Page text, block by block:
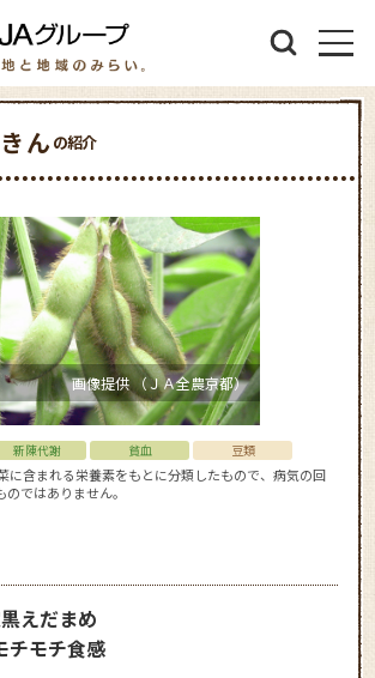
ん の紹介
画像提供 （ＪＡ全農京都）
新陳代謝 貧血 豆類
に含まれる栄養素をもとに分類したもので、病気の回
ではありません。
えだまめ
チモチ食感